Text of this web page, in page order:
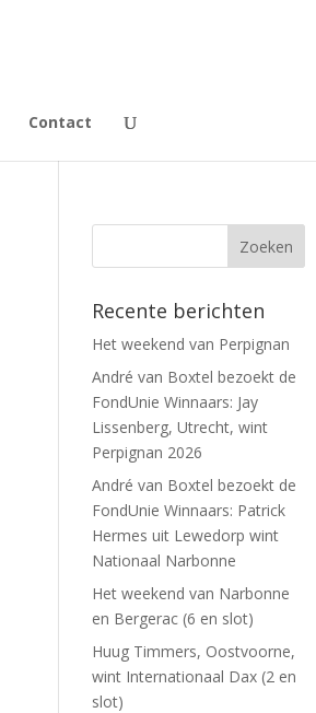
Contact
Recente berichten
Het weekend van Perpignan
André van Boxtel bezoekt de
FondUnie Winnaars: Jay
Lissenberg, Utrecht, wint
Perpignan 2026
André van Boxtel bezoekt de
FondUnie Winnaars: Patrick
Hermes uit Lewedorp wint
Nationaal Narbonne
Het weekend van Narbonne
en Bergerac (6 en slot)
Huug Timmers, Oostvoorne,
wint Internationaal Dax (2 en
slot)